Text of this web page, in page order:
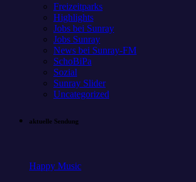
Freizeitparks
Highlights
Jobs bei Sunray
Jobs Sunray
News bei Sunray-FM
SchoBiPa
Sozial
Sunray Slider
Uncategorized
aktuelle Sendung
Happy Music